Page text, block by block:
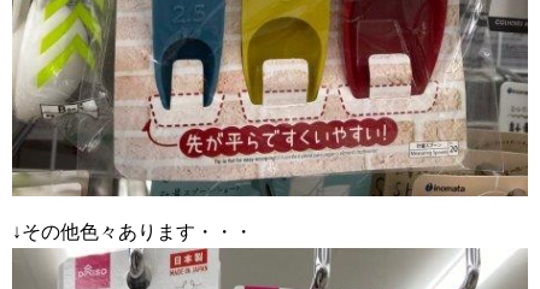
↓その他色々あります・・・